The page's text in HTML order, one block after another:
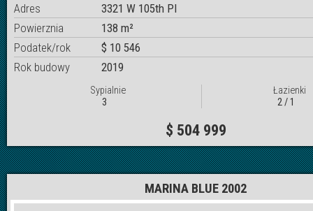
Adres
3321 W 105th Pl
Powierznia
138 m²
Podatek/rok
$ 10 546
Rok budowy
2019
Sypialnie
3
Łazienki
2 / 1
$ 504 999
MARINA BLUE 2002